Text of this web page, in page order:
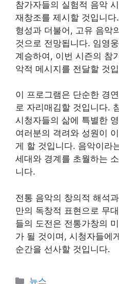
참가자들의 실험적 음악
재창조를 제시할 것입니
형성과 더불어, 고유 음악
것으로 전망됩니다. 임영
계승하여, 이번 시즌의 참
악적 메시지를 전달할 것
이 프로그램은 단순한 경
로 자리매김할 것입니다.
시청자들의 삶에 특별한
여러분의 격려와 성원이
게 할 것입니다. 음악이라
세대와 경계를 초월하는
니다.
전통 음악의 창의적 해석
만의 독창적 표현으로 무
들의 도전은 전통가창의
가 될 것이며, 시청자들에
순간을 선사할 것입니다.
카
뉴스